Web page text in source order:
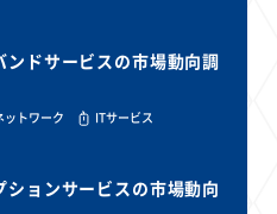
ドサービスの市場動向調
ットワーク
ITサービス
ョンサービスの市場動向